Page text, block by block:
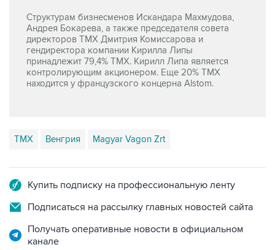
Структурам бизнесменов Искандара Махмудова,
Андрея Бокарева, а также председателя совета
директоров ТМХ Дмитрия Комиссарова и
гендиректора компании Кирилла Липы
принадлежит 79,4% ТМХ. Кирилл Липа является
контролирующим акционером. Еще 20% ТМХ
находится у французского концерна Alstom.
ТМХ Венгрия Magyar Vagon Zrt
Купить подписку на профессиональную ленту
Подписаться на рассылку главных новостей сайта
Получать оперативные новости в официальном
канале